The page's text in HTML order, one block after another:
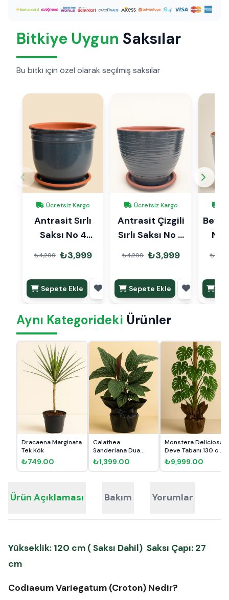
Bitkiye Uygun Saksılar
Bu bitki için özel olarak seçilmiş saksılar
Ücretsiz Kargo
Antrasit Sırlı
Saksı No 4
Ø27cm
₺4,299 ₺3,999
Sepete Ekle
Ücretsiz Kargo
Antrasit Çizgili
Sırlı Saksı No 4
Ø27cm
₺4,299 ₺3,999
Sepete Ekle
Aynı Kategorideki Ürünler
Dracaena Marginata
Tek Kök
₺749.00
Calathea
Sanderiana Dua
Çiçeği Hediye Pa...
₺1,399.00
Monstera Deliciosa
Deve Tabanı 130 cm
Mo...
₺9,999.00
Ürün Açıklaması Bakım Yorumlar
Yükseklik: 120 cm ( Saksı Dahil) Saksı Çapı: 27
cm
Codiaeum Variegatum (Croton) Nedir?